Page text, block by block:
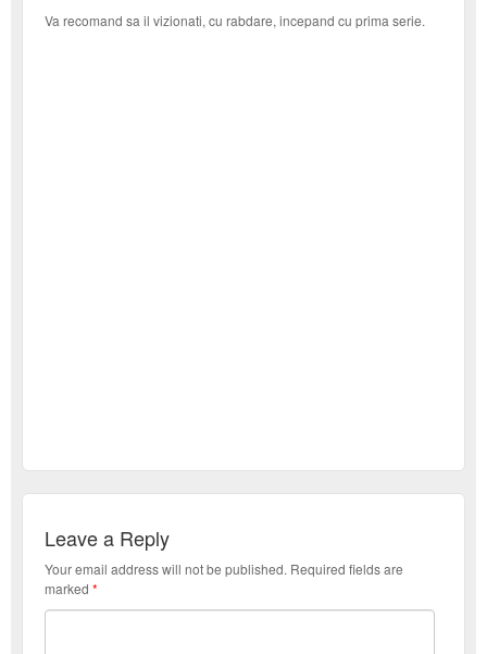
Va recomand sa il vizionati, cu rabdare, incepand cu prima serie.
Leave a Reply
Your email address will not be published. Required fields are
marked *